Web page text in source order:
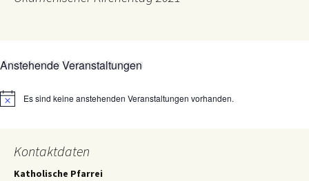
Anstehende Veranstaltungen
HinweisEs sind keine anstehenden Veranstaltungen vorhanden.
Kontaktdaten
Katholische Pfarrei